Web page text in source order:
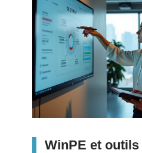
WinPE et